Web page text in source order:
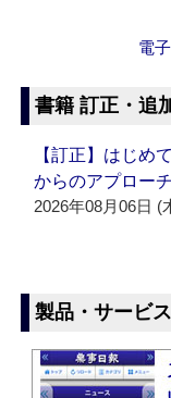
電
書籍 訂正・追
【訂正】はじ
からのアプローチ
2026年08月06日 (
製品・サービ